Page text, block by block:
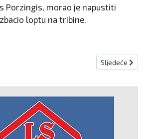
Porzingis, morao je napustiti
loptu na tribine.
se remijem s Nizozemskom oprostila
Sljedeći
Sljedeće